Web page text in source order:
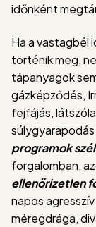
időnként
Ha a vastagbél
történik meg,
tápanyagok
gázképződés,
fejfájás,
programok
forgalomban,
ellenőrizetlen
napos
méregdrága,